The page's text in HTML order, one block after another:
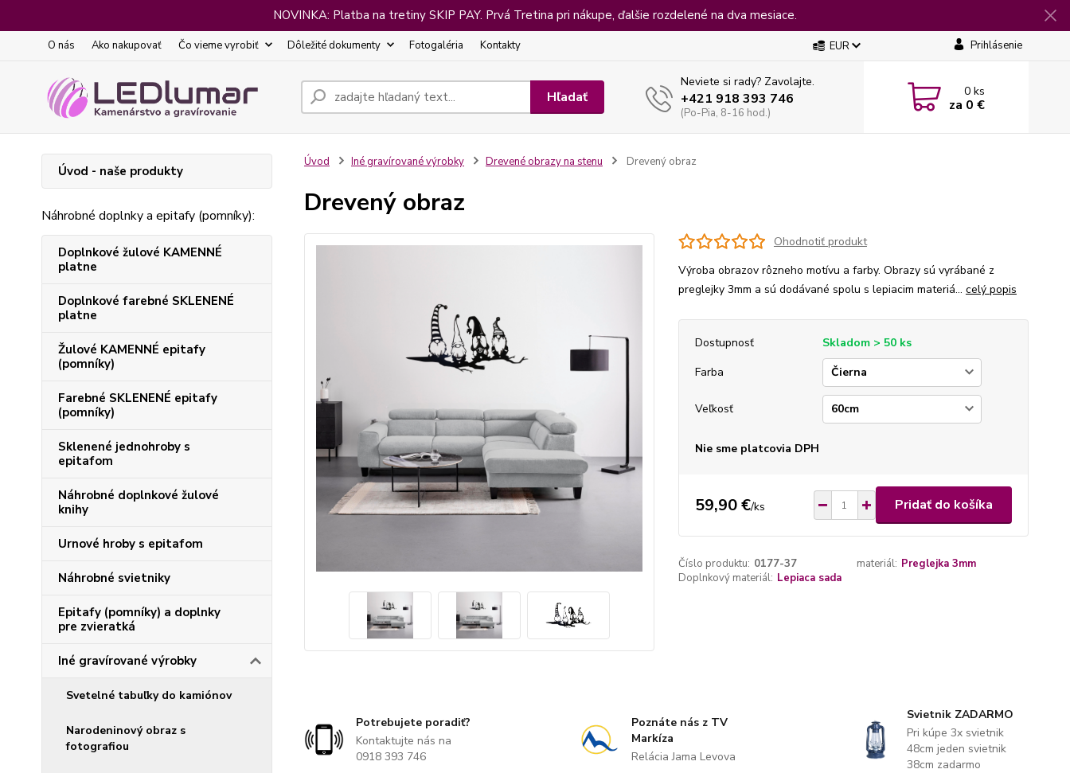
NOVINKA: Platba na tretiny SKIP PAY. Prvá Tretina pri nákupe, ďalšie rozdelené na dva mesiace.
O nás Ako nakupovať Čo vieme vyrobiť Dôležité dokumenty Fotogaléria Kontakty EUR Prihlásenie
Hľadať
Neviete si rady? Zavolajte.
+421 918 393 746
(Po-Pia, 8-16 hod.)
0ks
za 0 €
Úvod - naše produkty
Náhrobné doplnky a epitafy (pomníky):
Doplnkové žulové KAMENNÉ
platne
Doplnkové farebné SKLENENÉ
platne
Žulové KAMENNÉ epitafy
(pomníky)
Farebné SKLENENÉ epitafy
(pomníky)
Sklenené jednohroby s
epitafom
Náhrobné doplnkové žulové
knihy
Urnové hroby s epitafom
Náhrobné svietniky
Epitafy (pomníky) a doplnky
pre zvieratká
Iné gravírované výrobky
Svetelné tabuľky do kamiónov
Narodeninový obraz s
fotografiou
Úvod Iné gravírované výrobky Drevené obrazy na stenu Drevený obraz
Drevený obraz
Ohodnotiť produkt
Výroba obrazov rôzneho motívu a farby. Obrazy sú vyrábané z
preglejky 3mm a sú dodávané spolu s lepiacim materiá... celý popis
Dostupnosť
Skladom > 50 ks
Farba
Veľkosť
Nie sme platcovia DPH
59,90 €/ks Pridať do košíka
Číslo produktu: 0177-37 materiál: Preglejka 3mm
Doplnkový materiál: Lepiaca sada
Potrebujete poradiť?
Kontaktujte nás na
0918 393 746
Poznáte nás z TV
Markíza
Relácia Jama Levova
Svietnik ZADARMO
Pri kúpe 3x svietnik
48cm jeden svietnik
38cm zadarmo